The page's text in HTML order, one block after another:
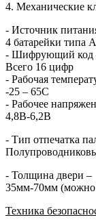
4. Механические
- Источник
4 батарейки типа
- Шифрующий код
Всего 16 цифр
- Рабочая
-25 – 65С
- Рабочее
4,8В-6,2В
- Тип отпечатка
- Толщина двери –
35мм-70мм (можно
Техника